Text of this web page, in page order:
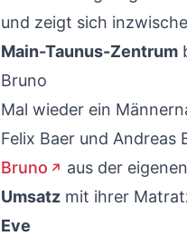
und zeigt sich
Main-Taunus-Zentrum
Bruno
Mal wieder ein
Felix Baer und Andreas
Bruno
aus der
Umsatz mit ihrer
Eve